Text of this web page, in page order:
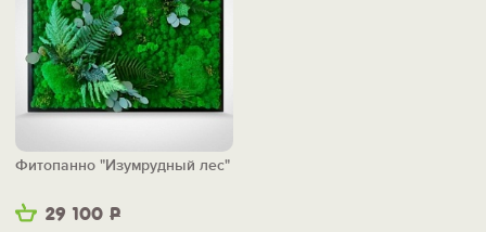
29 100 Р
Фитопанно "Изумрудный лес"